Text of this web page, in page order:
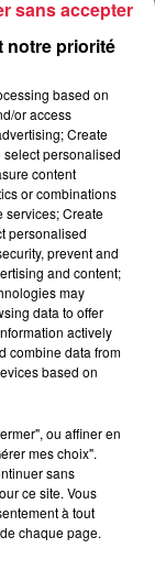
sort des
:
rencontre
notre priorité
based on
or access
Create
personalised
content
or combinations
services; Create
personalised
prevent and
and content;
may
data to offer
actively
combine data from
based on
ou affiner en
mes choix".
sans
ce site. Vous
à tout
chaque page.
sans accepter